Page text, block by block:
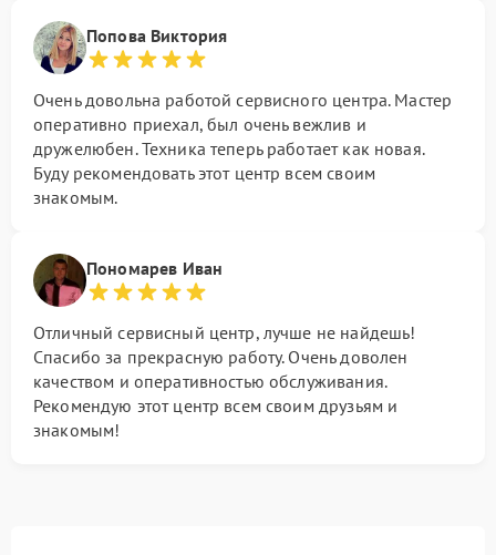
Попова Виктория
Очень довольна работой сервисного центра. Мастер
оперативно приехал, был очень вежлив и
дружелюбен. Техника теперь работает как новая.
Буду рекомендовать этот центр всем своим
знакомым.
Пономарев Иван
Отличный сервисный центр, лучше не найдешь!
Спасибо за прекрасную работу. Очень доволен
качеством и оперативностью обслуживания.
Рекомендую этот центр всем своим друзьям и
знакомым!